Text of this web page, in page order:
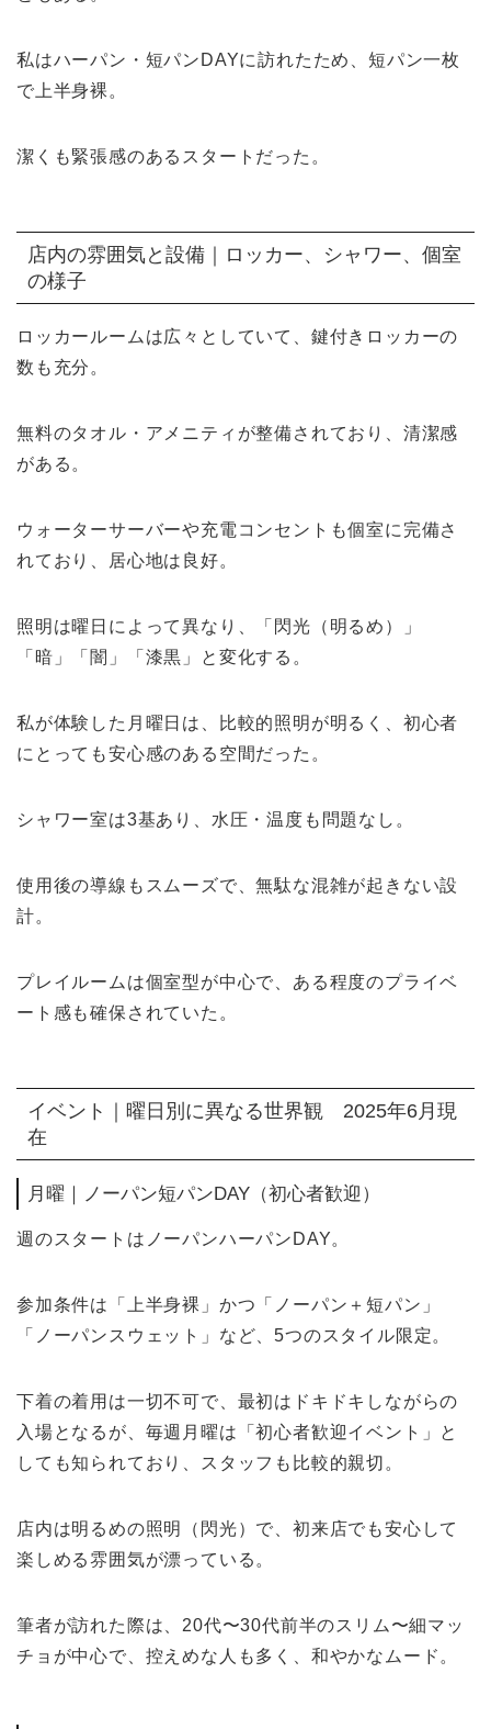
私はハーパン・短パンDAYに訪れたため、短パン一枚
で上半身裸。
潔くも緊張感のあるスタートだった。
店内の雰囲気と設備｜ロッカー、シャワー、個室
の様子
ロッカールームは広々としていて、鍵付きロッカーの
数も充分。
無料のタオル・アメニティが整備されており、清潔感
がある。
ウォーターサーバーや充電コンセントも個室に完備さ
れており、居心地は良好。
照明は曜日によって異なり、「閃光（明るめ）」
「暗」「闇」「漆黒」と変化する。
私が体験した月曜日は、比較的照明が明るく、初心者
にとっても安心感のある空間だった。
シャワー室は3基あり、水圧・温度も問題なし。
使用後の導線もスムーズで、無駄な混雑が起きない設
計。
プレイルームは個室型が中心で、ある程度のプライベ
ート感も確保されていた。
イベント｜曜日別に異なる世界観 2025年6月現
在
月曜｜ノーパン短パンDAY（初心者歓迎）
週のスタートはノーパンハーパンDAY。
参加条件は「上半身裸」かつ「ノーパン＋短パン」
「ノーパンスウェット」など、5つのスタイル限定。
下着の着用は一切不可で、最初はドキドキしながらの
入場となるが、毎週月曜は「初心者歓迎イベント」と
しても知られており、スタッフも比較的親切。
店内は明るめの照明（閃光）で、初来店でも安心して
楽しめる雰囲気が漂っている。
筆者が訪れた際は、20代〜30代前半のスリム〜細マッ
チョが中心で、控えめな人も多く、和やかなムード。